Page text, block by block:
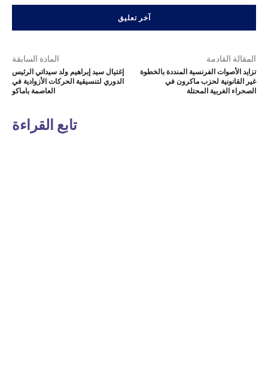
المادة السابقة
إغتيال سيد إبراهيم ولد سيداتي الرئيس
الدوري لتنسيقية الحركات الأزوادية في
العاصمة باماكو
المقالة القادمة
تزايد الأصوات الفرنسية المنددة بالخطوة
غير القانونية لحزب ماكرون في
الصحراء الغربية المحتلة
تابع القراءة